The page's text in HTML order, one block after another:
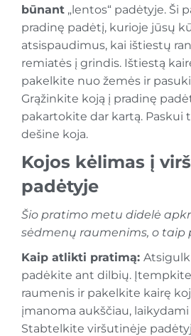
būnant „lentos“ padėtyje. Ši
pradinę padėtį, kurioje jūsų
atsispaudimus, kai ištiestų
remiatės į grindis. Ištiestą
pakelkite nuo žemės ir
Grąžinkite koją į pradinę
pakartokite dar kartą. Paskui
dešine koja.
Kojos kėlimas į
padėtyje
Šio pratimo metu didelė
sėdmenų raumenims, o taip
Kaip atlikti pratimą:
padėkite ant dilbių.
raumenis ir pakelkite kairę
įmanoma aukščiau,
Stabtelkite viršutinėje